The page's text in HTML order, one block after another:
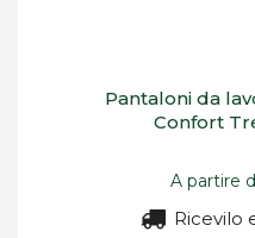
Pantaloni da
Confort
A partire
Ricevilo